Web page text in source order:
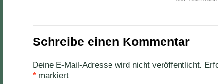
Schreibe einen Kommentar
Deine E-Mail-Adresse wird nicht veröffentlicht.
*markiert